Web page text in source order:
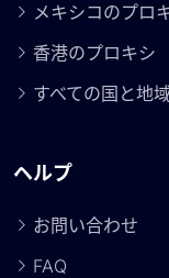
メキシコのプロ
香港のプロキシ
すべての国と地
ヘルプ
お問い合わせ
FAQ